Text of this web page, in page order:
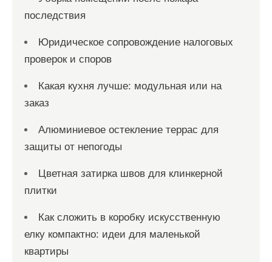
последствия
Юридическое сопровождение налоговых
проверок и споров
Какая кухня лучше: модульная или на
заказ
Алюминиевое остекление террас для
защиты от непогоды
Цветная затирка швов для клинкерной
плитки
Как сложить в коробку искусственную
елку компактно: идеи для маленькой
квартиры